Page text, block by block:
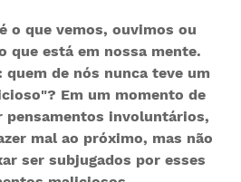
o que vemos, ouvimos ou
que está em nossa mente.
quem de nós nunca teve um
Em um momento de
pensamentos involuntários,
mal ao próximo, mas não
ser subjugados por esses